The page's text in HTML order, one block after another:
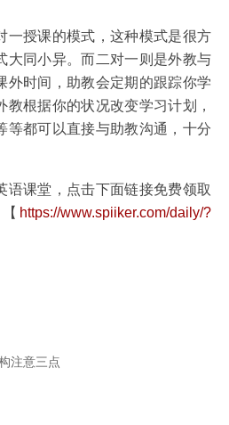
一授课的模式，这种模式是很方
大同小异。而二对一则是外教与
外时间，助教会定期的跟踪你学
教根据你的状况改变学习计划，
等都可以直接与助教沟通，十分
语课堂，点击下面链接免费领取
https://www.spiiker.com/daily/?
注意三点